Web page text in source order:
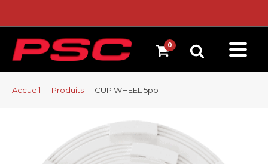
Accueil Produits CUP WHEEL 5po